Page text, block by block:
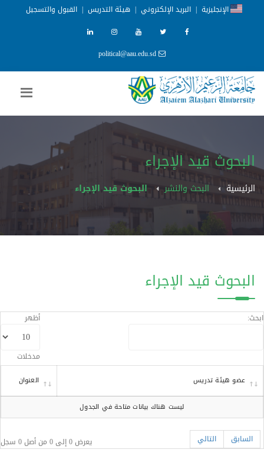
الإنجليزية | البريد الإلكتروني | هيئة التدريس | القبول والتسجيل
political@aau.edu.sd
البحوث قيد الإجراء
الرئيسية البحث والنشر البحوث قيد الإجراء
البحوث قيد الإجراء
أظهر
مدخلات
ابحث:
عضو هيئة تدريس العنوان
ليست هناك بيانات متاحة في الجدول
يعرض 0 إلى 0 من أصل 0 سجل السابق التالي